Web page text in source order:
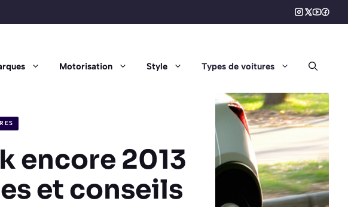
Motorisation Style Types de voitures
encore 2013
et conseils